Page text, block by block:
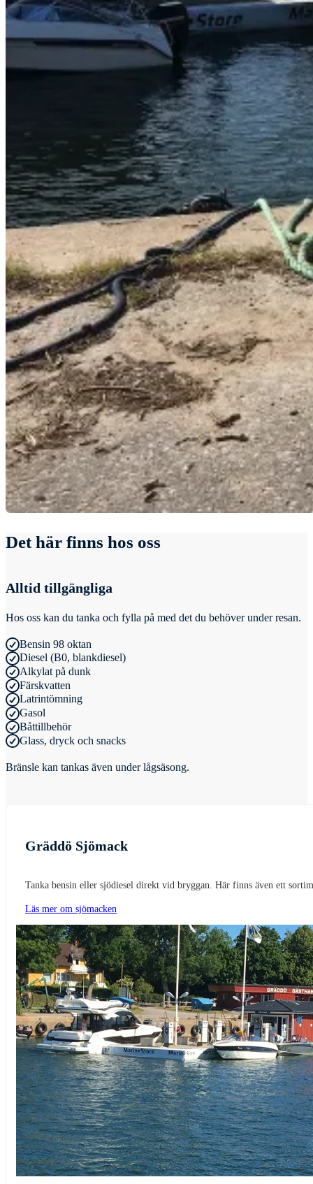
Det här finns hos oss
Alltid tillgängliga
Hos oss kan du tanka och fylla på med det du behöver under resan.
Bensin 98 oktan
Diesel (B0, blankdiesel)
Alkylat på dunk
Färskvatten
Latrintömning
Gasol
Båttillbehör
Glass, dryck och snacks
Bränsle kan tankas även under lågsäsong.
Gräddö Sjömack
Tanka bensin eller sjödiesel direkt vid bryggan. Här finns även ett
Läs mer om sjömacken